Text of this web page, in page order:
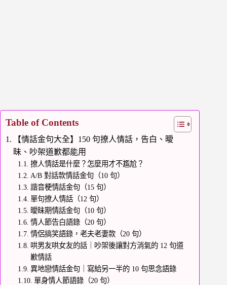
Table of Contents
【情話金句大全】150 句撩人情話，告白、曖
昧、吵架道歉都能用
撩人情話是什麼？怎麼用才不尷尬？
A/B 對話款情話金句（10 句）
諧音梗情話金句（15 句）
單句撩人情話（12 句）
曖昧期情話金句（10 句）
情人節告白語錄（20 句）
情侶搞笑語錄，老夫老妻款（20 句）
哄男友哄女友的話｜吵架後讓對方消氣的 12 句道
歉情話
異地戀情話金句｜寫給另一半的 10 句思念語錄
單身情人節語錄（20 句）